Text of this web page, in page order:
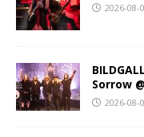
2026-08-
Sorrow
2026-08-